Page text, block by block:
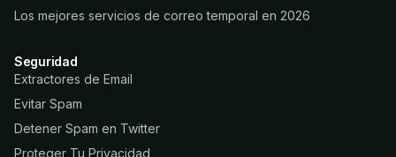
Los mejores servicios de correo temporal en 2026
Seguridad
Extractores de Email
Evitar Spam
Detener Spam en Twitter
Proteger Tu Privacidad